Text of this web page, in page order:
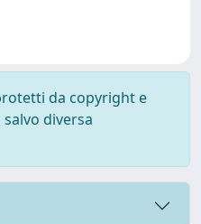
da copyright e
diversa